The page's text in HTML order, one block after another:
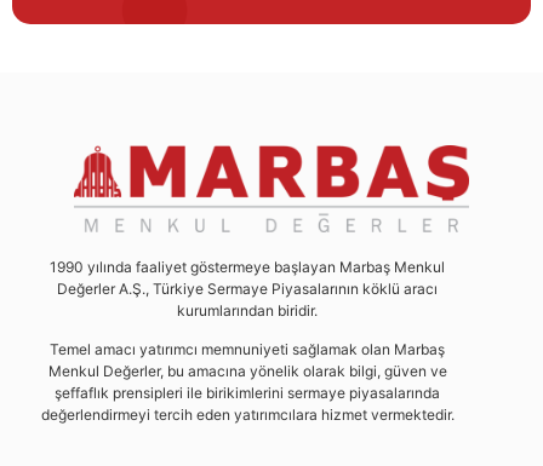
1990 yılında faaliyet göstermeye başlayan Marbaş Menkul
Değerler A.Ş., Türkiye Sermaye Piyasalarının köklü aracı
kurumlarından biridir.
Temel amacı yatırımcı memnuniyeti sağlamak olan Marbaş
Menkul Değerler, bu amacına yönelik olarak bilgi, güven ve
şeffaflık prensipleri ile birikimlerini sermaye piyasalarında
değerlendirmeyi tercih eden yatırımcılara hizmet vermektedir.